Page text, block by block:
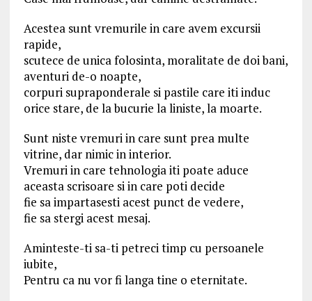
Acestea sunt vremurile in care avem excursii
rapide,
scutece de unica folosinta, moralitate de doi bani,
aventuri de-o noapte,
corpuri supraponderale si pastile care iti induc
orice stare, de la bucurie la liniste, la moarte.
Sunt niste vremuri in care sunt prea multe
vitrine, dar nimic in interior.
Vremuri in care tehnologia iti poate aduce
aceasta scrisoare si in care poti decide
fie sa impartasesti acest punct de vedere,
fie sa stergi acest mesaj.
Aminteste-ti sa-ti petreci timp cu persoanele
iubite,
Pentru ca nu vor fi langa tine o eternitate.